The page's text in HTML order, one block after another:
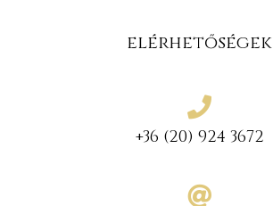
elérhetőségek
+36 (20) 924 3672